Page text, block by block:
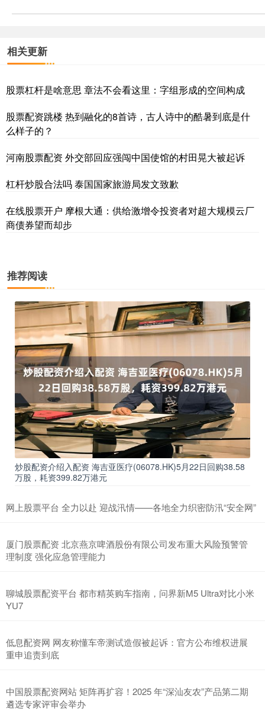
相关更新
股票杠杆是啥意思 章法不会看这里：字组形成的空间构成
股票配资跳楼 热到融化的8首诗，古人诗中的酷暑到底是什
么样子的？
河南股票配资 外交部回应强闯中国使馆的村田晃大被起诉
杠杆炒股合法吗 泰国国家旅游局发文致歉
在线股票开户 摩根大通：供给激增令投资者对超大规模云厂
商债券望而却步
推荐阅读
炒股配资介绍入配资 海吉亚医疗(06078.HK)5月22日回购38.58
万股，耗资399.82万港元
网上股票平台 全力以赴 迎战汛情——各地全力织密防汛“安全网”
厦门股票配资 北京燕京啤酒股份有限公司发布重大风险预警管
理制度 强化应急管理能力
聊城股票配资平台 都市精英购车指南，问界新M5 Ultra对比小米
YU7
低息配资网 网友称懂车帝测试造假被起诉：官方公布维权进展
重申追责到底
中国股票配资网站 矩阵再扩容！2025 年“深汕友农”产品第二期
遴选专家评审会举办